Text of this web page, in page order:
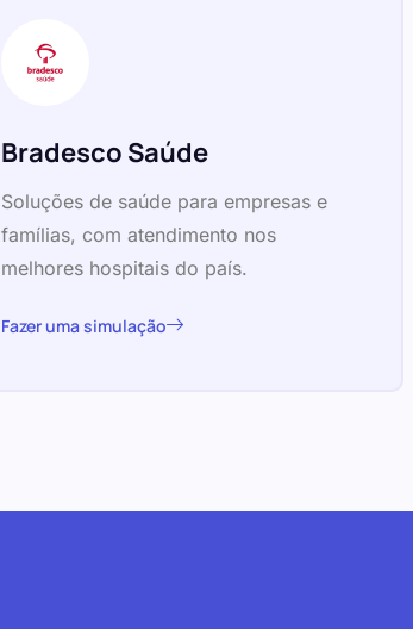
Bradesco Saúde
Soluções de saúde para empresas e
famílias, com atendimento nos
melhores hospitais do país.
Fazer uma simulação